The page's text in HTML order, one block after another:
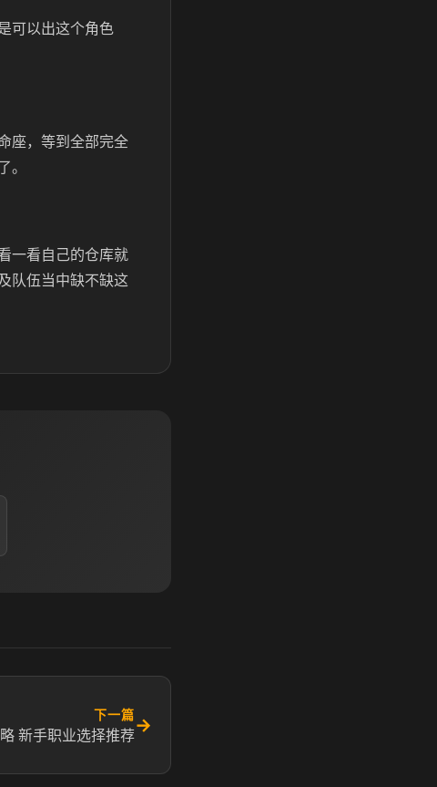
可以出这个角色
座，等到全部完全
一看自己的仓库就
队伍当中缺不缺这
下一篇
新手职业选择推荐→